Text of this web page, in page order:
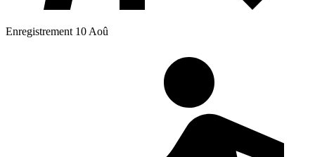
Enregistrement 10 Aoû